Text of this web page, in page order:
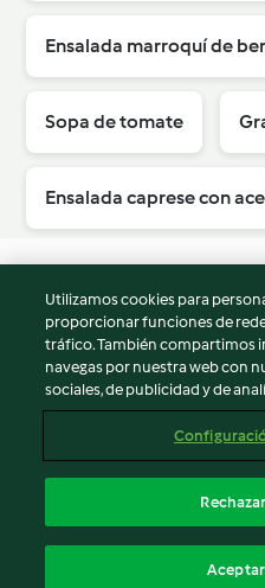
Ensalada marroquí de
Sopa de tomate
Ensalada caprese con
© Copyright 2026
Términos de uso
Política de privacidad
Información legal
Reportar contenido
Utilizamos cookies para
proporcionar funciones de
tráfico. También compartimos
navegas por nuestra web con
sociales, de publicidad y de